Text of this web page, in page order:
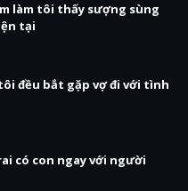
làm tôi thấy sượng sùng
tại
đều bắt gặp vợ đi với tình
có con ngay với người